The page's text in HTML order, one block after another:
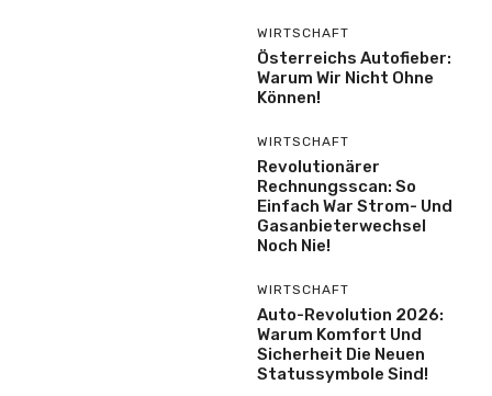
WIRTSCHAFT
Österreichs Autofieber:
Warum Wir Nicht Ohne
Können!
WIRTSCHAFT
Revolutionärer
Rechnungsscan: So
Einfach War Strom- Und
Gasanbieterwechsel
Noch Nie!
WIRTSCHAFT
Auto-Revolution 2026:
Warum Komfort Und
Sicherheit Die Neuen
Statussymbole Sind!